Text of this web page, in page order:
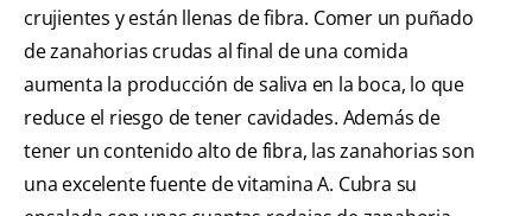
crujientes y están llenas de fibra. Comer un puñado
de zanahorias crudas al final de una comida
aumenta la producción de saliva en la boca, lo que
reduce el riesgo de tener cavidades. Además de
tener un contenido alto de fibra, las zanahorias son
una excelente fuente de vitamina A. Cubra su